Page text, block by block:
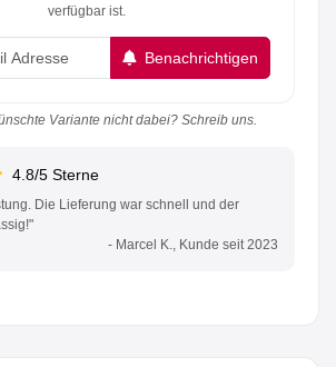
verfügbar ist.
Benachrichtigen
Variante nicht dabei? Schreib uns.
4.8/5 Sterne
Die Lieferung war schnell und der
- Marcel K., Kunde seit 2023